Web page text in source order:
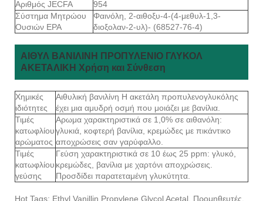
Αριθμός JECFA
954
Σύστημα Μητρώου
Ουσιών EPA
Φαινόλη, 2-αιθοξυ-4-(4-μεθυλ-1,3-
διοξολαν-2-υλ)- (68527-76-4)
ΑΙΘΥΛ ΒΑΝΙΛΙΝΗ ΠΡΟΠΥΛΕΝΙΟ ΓΛΥΚΟΛ
ΑΚΕΤΑΛΙΚΗ Χρήση και Σύνθεση
Χημικές
ιδιότητες
Αιθυλική βανιλίνη Η ακετάλη προπυλενογλυκόλης
έχει μια αμυδρή οσμή που μοιάζει με βανίλια.
Τιμές
κατωφλίου
αρώματος
Αρωμα χαρακτηριστικά σε 1,0% σε αιθανόλη:
γλυκιά, κοφτερή βανίλια, κρεμώδες με πικάντικο
αποχρώσεις σαν γαρύφαλλο.
Τιμές
κατωφλίου
γεύσης
Γεύση χαρακτηριστικά σε 10 έως 25 ppm: γλυκό,
κρεμώδες, βανίλια με χαρτόνι αποχρώσεις.
Προσδίδει παρατεταμένη γλυκύτητα.
Hot Tags: Ethyl Vanillin Propylene Glycol Acetal, Προμηθευτές,